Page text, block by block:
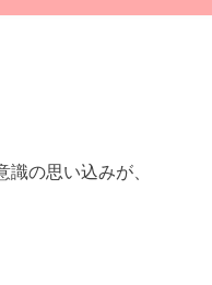
の思い込みが、